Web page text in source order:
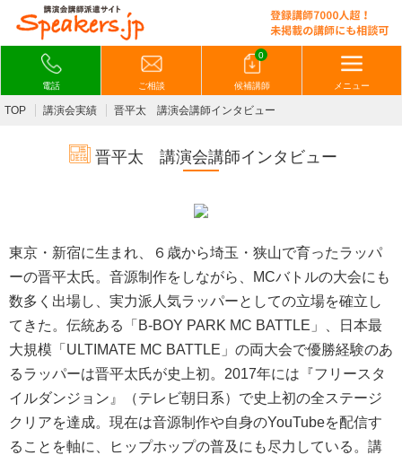
電話 ご相談
0
候補講師 メニュー
TOP 講演会実績 晋平太 講演会講師インタビュー
晋平太 講演会講師インタビュー
東京・新宿に生まれ、６歳から埼玉・狭山で育ったラッパ
ーの晋平太氏。音源制作をしながら、MCバトルの大会にも
数多く出場し、実力派人気ラッパーとしての立場を確立し
てきた。伝統ある「B-BOY PARK MC BATTLE」、日本最
大規模「ULTIMATE MC BATTLE」の両大会で優勝経験のあ
るラッパーは晋平太氏が史上初。2017年には『フリースタ
イルダンジョン』（テレビ朝日系）で史上初の全ステージ
クリアを達成。現在は音源制作や自身のYouTubeを配信す
ることを軸に、ヒップホップの普及にも尽力している。講